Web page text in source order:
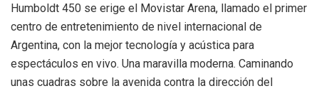
Humboldt 450 se erige el Movistar Arena, llamado el primer
centro de entretenimiento de nivel internacional de
Argentina, con la mejor tecnología y acústica para
espectáculos en vivo. Una maravilla moderna. Caminando
unas cuadras sobre la avenida contra la dirección del